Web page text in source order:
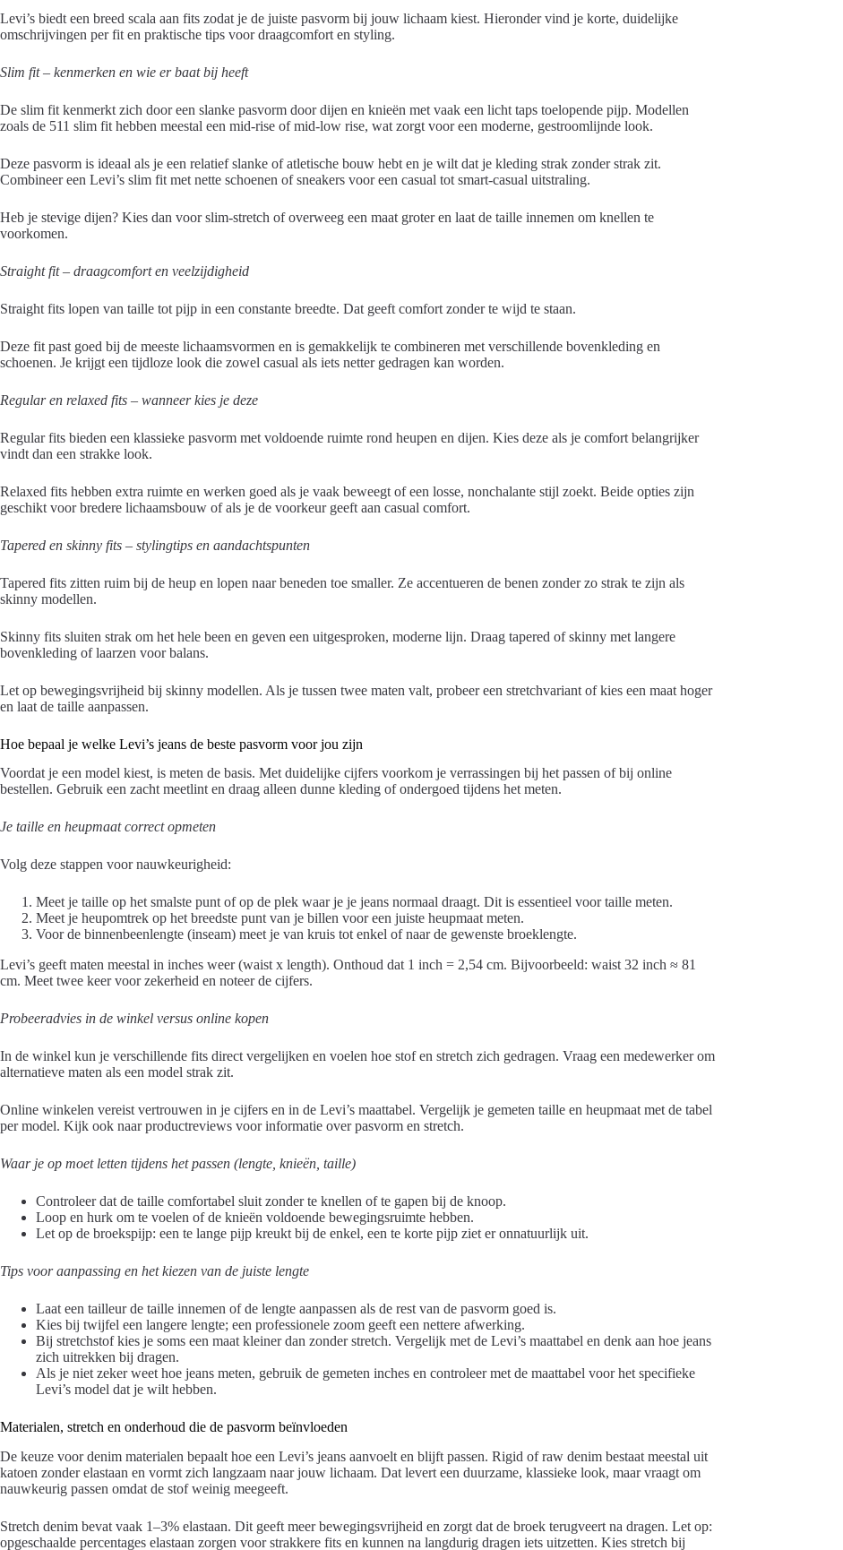
Levi’s biedt een breed scala aan fits zodat je de juiste pasvorm bij jouw lichaam kiest. Hieronder vind je korte, duidelijke
omschrijvingen per fit en praktische tips voor draagcomfort en styling.
Slim fit – kenmerken en wie er baat bij heeft
De slim fit kenmerkt zich door een slanke pasvorm door dijen en knieën met vaak een licht taps toelopende pijp. Modellen
zoals de 511 slim fit hebben meestal een mid-rise of mid-low rise, wat zorgt voor een moderne, gestroomlijnde look.
Deze pasvorm is ideaal als je een relatief slanke of atletische bouw hebt en je wilt dat je kleding strak zonder strak zit.
Combineer een Levi’s slim fit met nette schoenen of sneakers voor een casual tot smart-casual uitstraling.
Heb je stevige dijen? Kies dan voor slim-stretch of overweeg een maat groter en laat de taille innemen om knellen te
voorkomen.
Straight fit – draagcomfort en veelzijdigheid
Straight fits lopen van taille tot pijp in een constante breedte. Dat geeft comfort zonder te wijd te staan.
Deze fit past goed bij de meeste lichaamsvormen en is gemakkelijk te combineren met verschillende bovenkleding en
schoenen. Je krijgt een tijdloze look die zowel casual als iets netter gedragen kan worden.
Regular en relaxed fits – wanneer kies je deze
Regular fits bieden een klassieke pasvorm met voldoende ruimte rond heupen en dijen. Kies deze als je comfort belangrijker
vindt dan een strakke look.
Relaxed fits hebben extra ruimte en werken goed als je vaak beweegt of een losse, nonchalante stijl zoekt. Beide opties zijn
geschikt voor bredere lichaamsbouw of als je de voorkeur geeft aan casual comfort.
Tapered en skinny fits – stylingtips en aandachtspunten
Tapered fits zitten ruim bij de heup en lopen naar beneden toe smaller. Ze accentueren de benen zonder zo strak te zijn als
skinny modellen.
Skinny fits sluiten strak om het hele been en geven een uitgesproken, moderne lijn. Draag tapered of skinny met langere
bovenkleding of laarzen voor balans.
Let op bewegingsvrijheid bij skinny modellen. Als je tussen twee maten valt, probeer een stretchvariant of kies een maat hoger
en laat de taille aanpassen.
Hoe bepaal je welke Levi’s jeans de beste pasvorm voor jou zijn
Voordat je een model kiest, is meten de basis. Met duidelijke cijfers voorkom je verrassingen bij het passen of bij online
bestellen. Gebruik een zacht meetlint en draag alleen dunne kleding of ondergoed tijdens het meten.
Je taille en heupmaat correct opmeten
Volg deze stappen voor nauwkeurigheid:
Meet je taille op het smalste punt of op de plek waar je je jeans normaal draagt. Dit is essentieel voor taille meten.
Meet je heupomtrek op het breedste punt van je billen voor een juiste heupmaat meten.
Voor de binnenbeenlengte (inseam) meet je van kruis tot enkel of naar de gewenste broeklengte.
Levi’s geeft maten meestal in inches weer (waist x length). Onthoud dat 1 inch = 2,54 cm. Bijvoorbeeld: waist 32 inch ≈ 81
cm. Meet twee keer voor zekerheid en noteer de cijfers.
Probeeradvies in de winkel versus online kopen
In de winkel kun je verschillende fits direct vergelijken en voelen hoe stof en stretch zich gedragen. Vraag een medewerker om
alternatieve maten als een model strak zit.
Online winkelen vereist vertrouwen in je cijfers en in de Levi’s maattabel. Vergelijk je gemeten taille en heupmaat met de tabel
per model. Kijk ook naar productreviews voor informatie over pasvorm en stretch.
Waar je op moet letten tijdens het passen (lengte, knieën, taille)
Controleer dat de taille comfortabel sluit zonder te knellen of te gapen bij de knoop.
Loop en hurk om te voelen of de knieën voldoende bewegingsruimte hebben.
Let op de broekspijp: een te lange pijp kreukt bij de enkel, een te korte pijp ziet er onnatuurlijk uit.
Tips voor aanpassing en het kiezen van de juiste lengte
Laat een tailleur de taille innemen of de lengte aanpassen als de rest van de pasvorm goed is.
Kies bij twijfel een langere lengte; een professionele zoom geeft een nettere afwerking.
Bij stretchstof kies je soms een maat kleiner dan zonder stretch. Vergelijk met de Levi’s maattabel en denk aan hoe jeans
zich uitrekken bij dragen.
Als je niet zeker weet hoe jeans meten, gebruik de gemeten inches en controleer met de maattabel voor het specifieke
Levi’s model dat je wilt hebben.
Materialen, stretch en onderhoud die de pasvorm beïnvloeden
De keuze voor denim materialen bepaalt hoe een Levi’s jeans aanvoelt en blijft passen. Rigid of raw denim bestaat meestal uit
katoen zonder elastaan en vormt zich langzaam naar jouw lichaam. Dat levert een duurzame, klassieke look, maar vraagt om
nauwkeurig passen omdat de stof weinig meegeeft.
Stretch denim bevat vaak 1–3% elastaan. Dit geeft meer bewegingsvrijheid en zorgt dat de broek terugveert na dragen. Let op:
opgeschaalde percentages elastaan zorgen voor strakkere fits en kunnen na langdurig dragen iets uitzetten. Kies stretch bij